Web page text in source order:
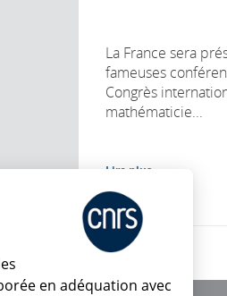
La France sera
fameuses
Congrès
mathématicie...
Lire plus
en adéquation avec